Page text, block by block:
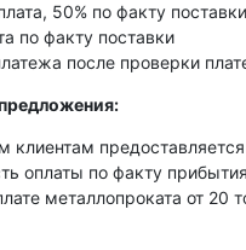
50% по факту
по факту поставки
после проверки
клиентам
оплаты по факту
металлопроката от 20